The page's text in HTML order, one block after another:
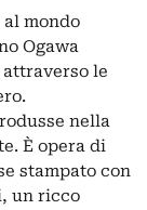
mondo
Ogawa
attraverso le
nella
È opera di
stampato con
un ricco